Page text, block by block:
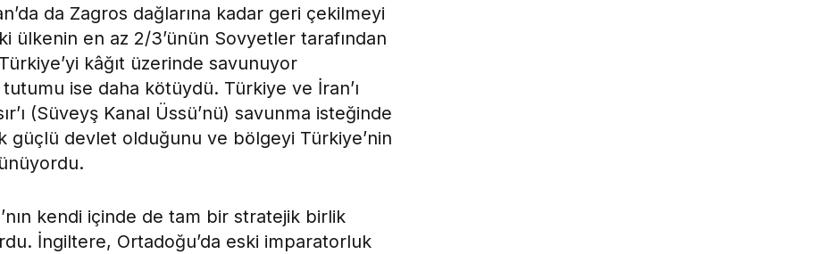
da Zagros dağlarına kadar geri çekilmeyi
ülkenin en az 2/3’ünün Sovyetler tarafından
kâğıt üzerinde savunuyor
ise daha kötüydü. Türkiye ve İran’ı
(Süveyş Kanal Üssü’nü) savunma isteğinde
güçlü devlet olduğunu ve bölgeyi Türkiye’nin
kendi içinde de tam bir stratejik birlik
İngiltere, Ortadoğu’da eski imparatorluk